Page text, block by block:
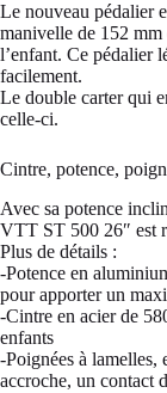
Le nouveau pédalier
manivelle de 152 mm
l’enfant. Ce pédalier
facilement.
Le double carter qui
celle-ci.
Cintre, potence,
Avec sa potence
VTT ST 500 26″ est
Plus de détails :
-Potence en
pour apporter un
-Cintre en acier de
enfants
-Poignées à lamelles,
accroche, un contact